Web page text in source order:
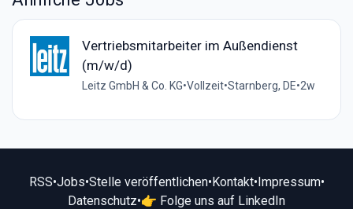
Vertriebsmitarbeiter im Außendienst
(m/w/d)
Leitz GmbH & Co. KG•Vollzeit•Starnberg, DE•2w
RSS•Jobs•Stelle veröffentlichen•Kontakt•Impressum•
Datenschutz•👉 Folge uns auf LinkedIn